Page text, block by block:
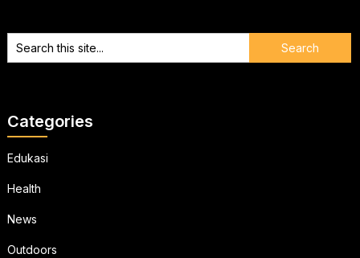
Categories
Edukasi
Health
News
Outdoors